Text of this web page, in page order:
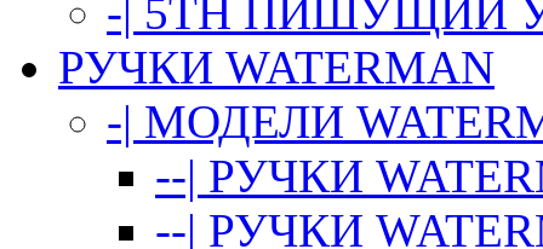
-| 5TH ПИШУЩИЙ
РУЧКИ WATERMAN
-| МОДЕЛИ
--| РУЧКИ
--| РУЧКИ